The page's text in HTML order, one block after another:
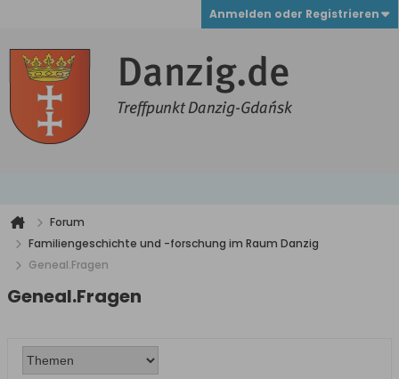
Anmelden oder Registrieren
Forum
Familiengeschichte und -forschung im Raum Danzig
Geneal.Fragen
Geneal.Fragen